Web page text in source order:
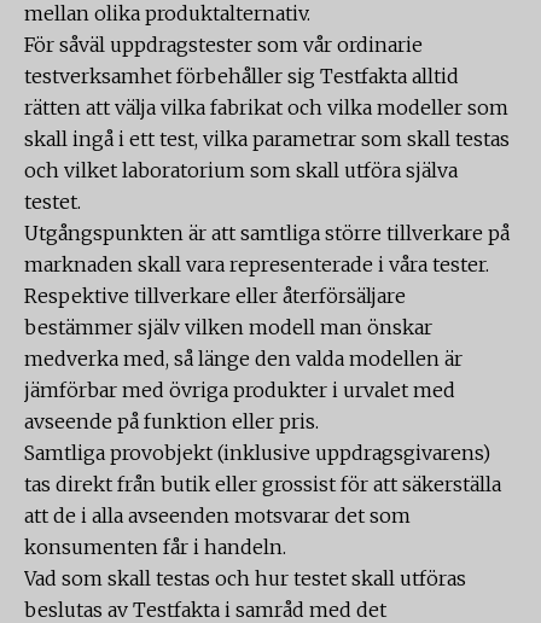
mellan olika produktalternativ.
För såväl uppdragstester som vår ordinarie
testverksamhet förbehåller sig Testfakta alltid
rätten att välja vilka fabrikat och vilka modeller som
skall ingå i ett test, vilka parametrar som skall testas
och vilket laboratorium som skall utföra själva
testet.
Utgångspunkten är att samtliga större tillverkare på
marknaden skall vara representerade i våra tester.
Respektive tillverkare eller återförsäljare
bestämmer själv vilken modell man önskar
medverka med, så länge den valda modellen är
jämförbar med övriga produkter i urvalet med
avseende på funktion eller pris.
Samtliga provobjekt (inklusive uppdragsgivarens)
tas direkt från butik eller grossist för att säkerställa
att de i alla avseenden motsvarar det som
konsumenten får i handeln.
Vad som skall testas och hur testet skall utföras
beslutas av Testfakta i samråd med det